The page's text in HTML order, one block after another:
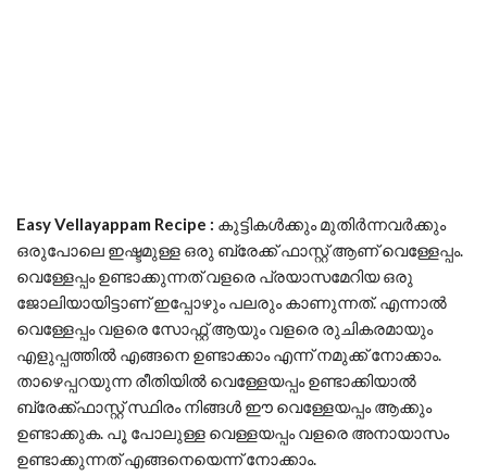
Easy Vellayappam Recipe : കുട്ടികൾക്കും മുതിർന്നവർക്കും
ഒരുപോലെ ഇഷ്ടമുള്ള ഒരു ബ്രേക്ക് ഫാസ്റ്റ് ആണ് വെള്ളേപ്പം.
വെള്ളേപ്പം ഉണ്ടാക്കുന്നത് വളരെ പ്രയാസമേറിയ ഒരു
ജോലിയായിട്ടാണ് ഇപ്പോഴും പലരും കാണുന്നത്. എന്നാൽ
വെള്ളേപ്പം വളരെ സോഫ്റ്റ് ആയും വളരെ രുചികരമായും
എളുപ്പത്തിൽ എങ്ങനെ ഉണ്ടാക്കാം എന്ന് നമുക്ക് നോക്കാം.
താഴെപ്പറയുന്ന രീതിയിൽ വെള്ളേയപ്പം ഉണ്ടാക്കിയാൽ
ബ്രേക്ക്ഫാസ്റ്റ് സ്ഥിരം നിങ്ങൾ ഈ വെള്ളേയപ്പം ആക്കും
ഉണ്ടാക്കുക. പൂ പോലുള്ള വെള്ളയപ്പം വളരെ അനായാസം
ഉണ്ടാക്കുന്നത് എങ്ങനെയെന്ന് നോക്കാം.